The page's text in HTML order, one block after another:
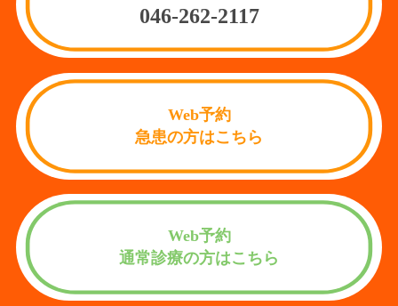
046-262-2117
Web予約
急患の方はこちら
Web予約
通常診療の方はこちら